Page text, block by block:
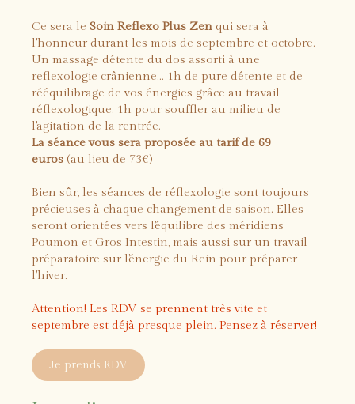
Ce sera le Soin Reflexo Plus Zen qui sera à
l'honneur durant les mois de septembre et octobre.
Un massage détente du dos assorti à une
reflexologie crânienne... 1h de pure détente et de
rééquilibrage de vos énergies grâce au travail
réflexologique. 1h pour souffler au milieu de
l'agitation de la rentrée.
La séance vous sera proposée au tarif de 69
euros (au lieu de 73€)
Bien sûr, les séances de réflexologie sont toujours
précieuses à chaque changement de saison. Elles
seront orientées vers l'équilibre des méridiens
Poumon et Gros Intestin, mais aussi sur un travail
préparatoire sur l'énergie du Rein pour préparer
l'hiver.
Attention! Les RDV se prennent très vite et
septembre est déjà presque plein. Pensez à réserver!
Je prends RDV